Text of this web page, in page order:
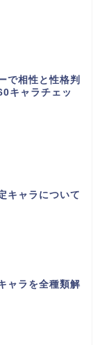
で相性と性格判
キャラチェッ
キャラについて
ャラを全種類解